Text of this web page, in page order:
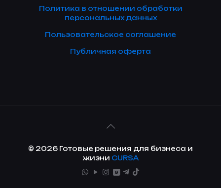
Политика в отношении обработки
персональных данных
Пользовательское соглашение
Публичная оферта
© 2026 Готовые решения для бизнеса и
жизни CURSA